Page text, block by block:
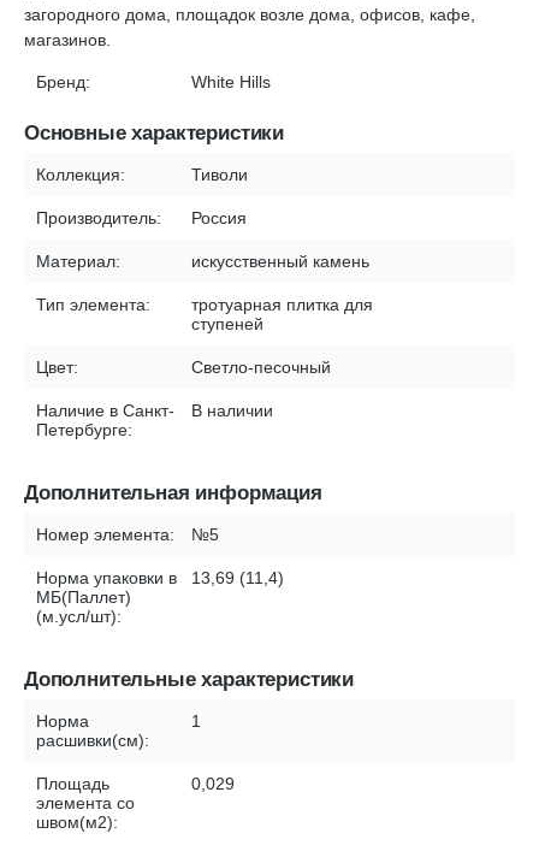
загородного дома, площадок возле дома, офисов, кафе,
магазинов.
Бренд: White Hills
Основные характеристики
Коллекция: Тиволи
Производитель: Россия
Материал: искусственный камень
Тип элемента:
тротуарная плитка для
ступеней
Цвет: Светло-песочный
Наличие в Санкт-
Петербурге:
В наличии
Дополнительная информация
Номер элемента: №5
Норма упаковки в
МБ(Паллет)
(м.усл/шт):
13,69 (11,4)
Дополнительные характеристики
Норма
расшивки(см):
1
Площадь
элемента со
швом(м2):
0,029